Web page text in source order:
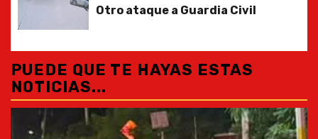
Otro ataque a Guardia Civil
PUEDE QUE TE HAYAS ESTAS
NOTICIAS...